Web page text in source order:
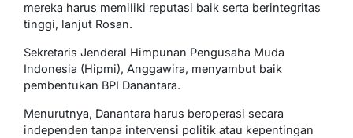
mereka harus memiliki reputasi baik serta berintegritas
tinggi, lanjut Rosan.
Sekretaris Jenderal Himpunan Pengusaha Muda
Indonesia (Hipmi), Anggawira, menyambut baik
pembentukan BPI Danantara.
Menurutnya, Danantara harus beroperasi secara
independen tanpa intervensi politik atau kepentingan